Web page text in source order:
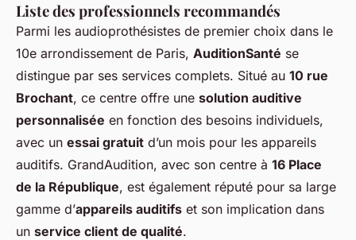
Liste des professionnels recommandés
Parmi les audioprothésistes de premier choix dans le
10e arrondissement de Paris, AuditionSanté se
distingue par ses services complets. Situé au 10 rue
Brochant, ce centre offre une solution auditive
personnalisée en fonction des besoins individuels,
avec un essai gratuit d’un mois pour les appareils
auditifs. GrandAudition, avec son centre à 16 Place
de la République, est également réputé pour sa large
gamme d’appareils auditifs et son implication dans
un service client de qualité.